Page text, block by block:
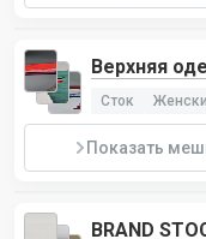
Верхняя
Сток
Показать
BRAND